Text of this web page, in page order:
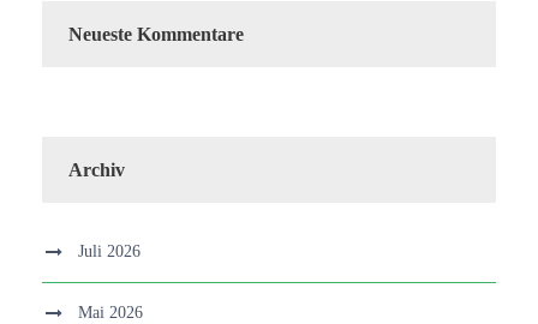
Neueste Kommentare
Archiv
Juli 2026
Mai 2026